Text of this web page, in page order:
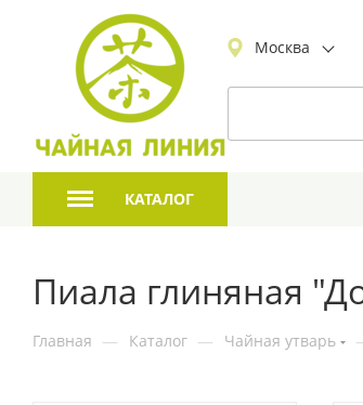
Москва
КАТАЛОГ
Пиала глиняная
Главная — Каталог — Чайная утварь